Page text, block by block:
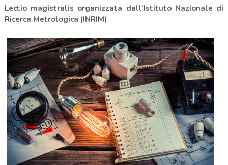
Lectio magistralis organizzata dall’Istituto Nazionale di
Ricerca Metrologica (INRIM)